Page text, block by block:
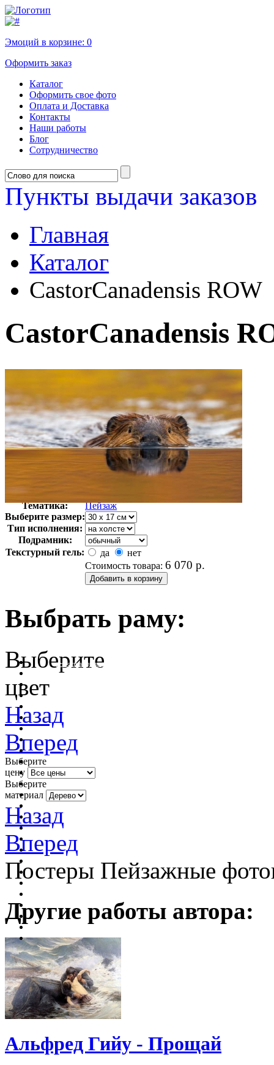
Эмоций в корзине: 0
Оформить заказ
Каталог
Оформить свое фото
Оплата и Доставка
Контакты
Наши работы
Блог
Сотрудничество
Пункты выдачи заказов
Главная
Каталог
CastorCanadensis ROW
CastorCanadensis
Арт-стиль
Тематика:
Пейзаж
Выберите размер:
Тип исполнения:
Подрамник:
Текстурный гель:
да
нет
Стоимость товара: 6 070 р.
Выбрать раму:
очистить фильтр цвета
Выберите
цвет
Назад
Вперед
Выберите
цену
Выберите
материал
Назад
Вперед
Постеры Пейзажные
Другие работы автора:
Альфред Гийу - Прощай